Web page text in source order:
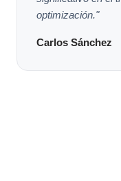
optimización."
Carlos Sánchez